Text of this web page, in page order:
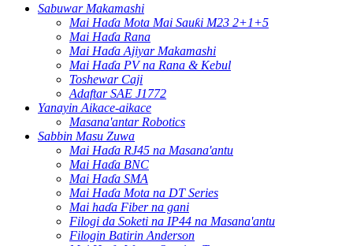
Sabuwar Makamashi
Mai Haɗa Mota Mai Sauƙi M23 2+1+5
Mai Haɗa Rana
Mai Haɗa Ajiyar Makamashi
Mai Haɗa PV na Rana & Kebul
Toshewar Caji
Adaftar SAE J1772
Yanayin Aikace-aikace
Masana'antar Robotics
Sabbin Masu Zuwa
Mai Haɗa RJ45 na Masana'antu
Mai Haɗa BNC
Mai Haɗa SMA
Mai Haɗa Mota na DT Series
Mai haɗa Fiber na gani
Filogi da Soketi na IP44 na Masana'antu
Filogin Batirin Anderson